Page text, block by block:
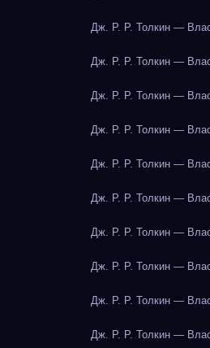
Дж. Р. Р. Толкин —
Дж. Р. Р. Толкин —
Дж. Р. Р. Толкин —
Дж. Р. Р. Толкин —
Дж. Р. Р. Толкин —
Дж. Р. Р. Толкин —
Дж. Р. Р. Толкин —
Дж. Р. Р. Толкин —
Дж. Р. Р. Толкин —
Дж. Р. Р. Толкин —